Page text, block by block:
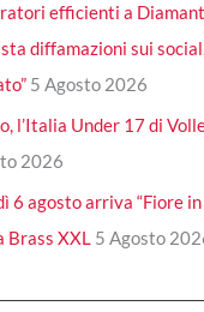
efficienti a
diffamazioni sui
5 Agosto 2026
l’Italia Under 17 di
2026
6 agosto arriva “Fiore in
Brass XXL 5 Agosto